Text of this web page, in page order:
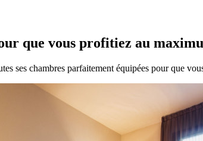
que vous profitiez au
ses chambres parfaitement équipées pour que